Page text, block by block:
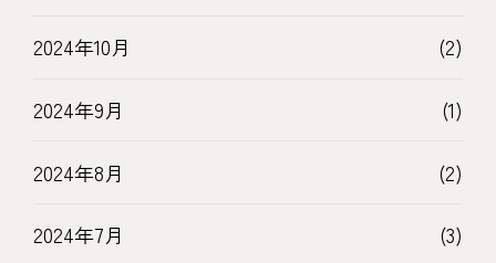
2024年10月 (2)
2024年9月 (1)
2024年8月 (2)
2024年7月 (3)